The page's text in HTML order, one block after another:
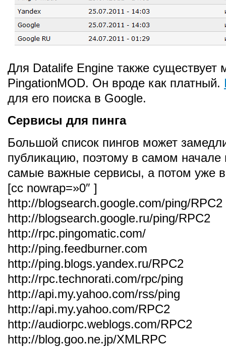
Для Datalife Engine также
PingationMOD. Он вроде как платный.
для его поиска в Google.
Сервисы для пинга
Большой список пингов может
публикацию, поэтому в самом начале
самые важные сервисы, а потом уже
[cc nowrap=»0″ ]
http://blogsearch.google.com/ping/RPC2
http://blogsearch.google.ru/ping/RPC2
http://rpc.pingomatic.com/
http://ping.feedburner.com
http://ping.blogs.yandex.ru/RPC2
http://rpc.technorati.com/rpc/ping
http://api.my.yahoo.com/rss/ping
http://api.my.yahoo.com/RPC2
http://audiorpc.weblogs.com/RPC2
http://blog.goo.ne.jp/XMLRPC